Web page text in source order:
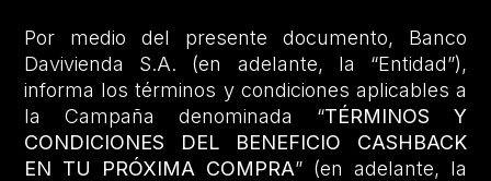
Por medio del presente documento, Banco
Davivienda S.A. (en adelante, la “Entidad”),
informa los términos y condiciones aplicables a
la Campaña denominada “TÉRMINOS Y
CONDICIONES DEL BENEFICIO CASHBACK
EN TU PRÓXIMA COMPRA” (en adelante, la